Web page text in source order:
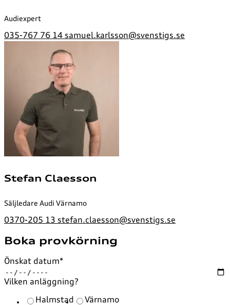
Audiexpert
035-767 76 14 samuel.karlsson@svenstigs.se
Stefan Claesson
Säljledare Audi Värnamo
0370-205 13 stefan.claesson@svenstigs.se
Boka provkörning
Önskat datum*
Vilken anläggning?
Halmstad Värnamo